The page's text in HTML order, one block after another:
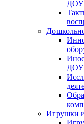
ДОУ
ДОУ
Игрушки